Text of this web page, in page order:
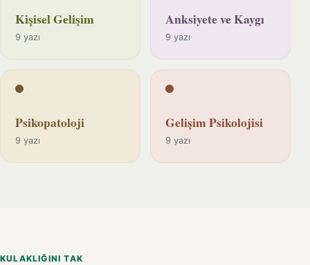
Kişisel Gelişim
9 yazı
Anksiyete ve Kaygı
9 yazı
Psikopatoloji
9 yazı
Gelişim Psikolojisi
9 yazı
KULAKLIĞINI TAK